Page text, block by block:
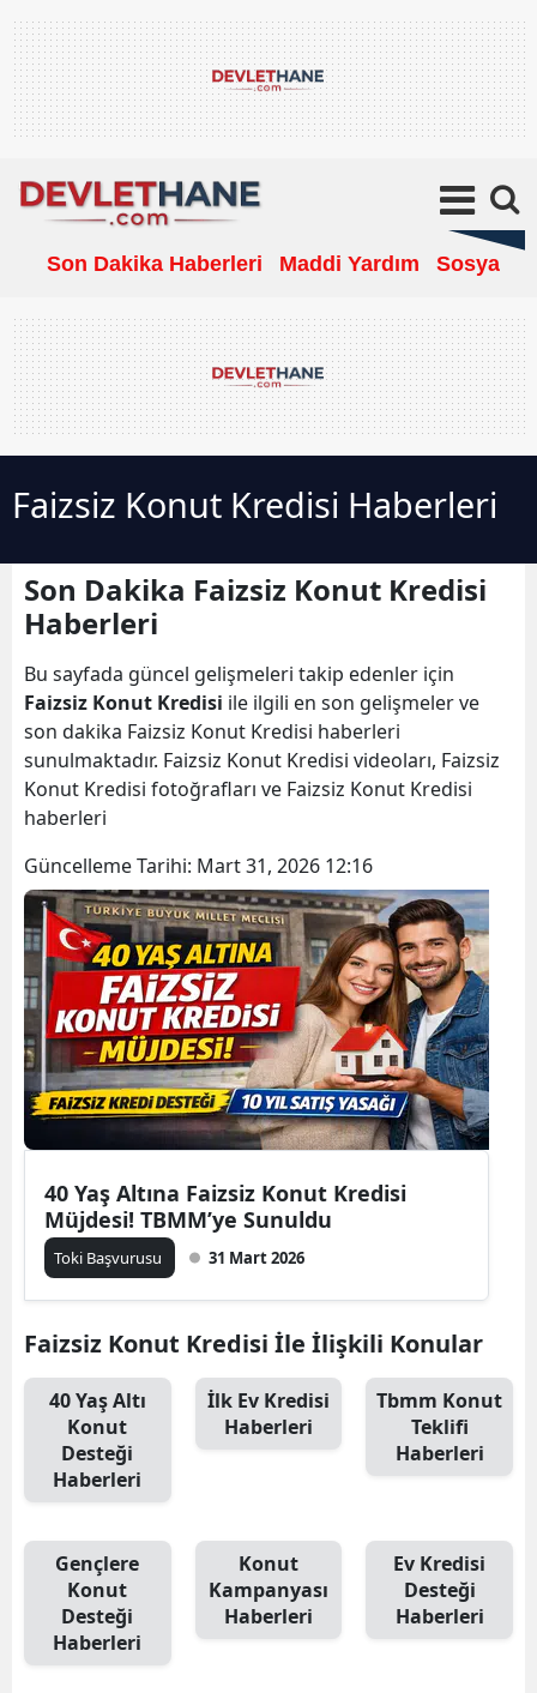
Son Dakika Haberleri Maddi Yardım Sosyal
Faizsiz Konut Kredisi Haberleri
Son Dakika Faizsiz Konut Kredisi
Haberleri
Bu sayfada güncel gelişmeleri takip edenler için
Faizsiz Konut Kredisi ile ilgili en son gelişmeler ve
son dakika Faizsiz Konut Kredisi haberleri
sunulmaktadır. Faizsiz Konut Kredisi videoları, Faizsiz
Konut Kredisi fotoğrafları ve Faizsiz Konut Kredisi
haberleri
Güncelleme Tarihi: Mart 31, 2026 12:16
40 Yaş Altına Faizsiz Konut Kredisi
Müjdesi! TBMM’ye Sunuldu
Toki Başvurusu 31 Mart 2026
Faizsiz Konut Kredisi İle İlişkili Konular
40 Yaş Altı
Konut
Desteği
Haberleri
İlk Ev Kredisi
Haberleri
Tbmm Konut
Teklifi
Haberleri
Gençlere
Konut
Desteği
Haberleri
Konut
Kampanyası
Haberleri
Ev Kredisi
Desteği
Haberleri